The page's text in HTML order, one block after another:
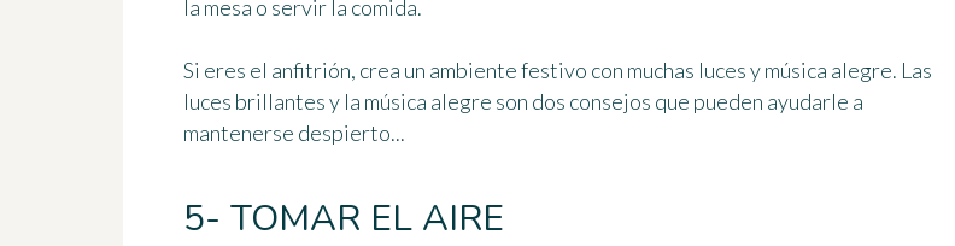
la mesa o servir la comida.
Si eres el anfitrión, crea un ambiente festivo con muchas luces y música alegre. Las
luces brillantes y la música alegre son dos consejos que pueden ayudarle a
mantenerse despierto...
5- TOMAR EL AIRE